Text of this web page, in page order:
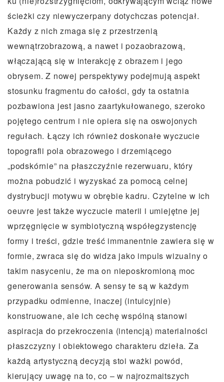
ścieżki czy niewyczerpany dotychczas potencjał.
Każdy z nich zmaga się z przestrzenią
wewnątrzobrazową, a nawet i pozaobrazową,
włączającą się w interakcję z obrazem i jego
obrysem. Z nowej perspektywy podejmują aspekt
stosunku fragmentu do całości, gdy ta ostatnia
pozbawiona jest jasno zaartykułowanego, szeroko
pojętego centrum i nie opiera się na oswojonych
regułach. Łączy ich również doskonałe wyczucie
topografii pola obrazowego i drzemiącego
„podskórnie” na płaszczyźnie rezerwuaru, który
można pobudzić i wyzyskać za pomocą celnej
dystrybucji motywu w obrębie kadru. Czytelne w ich
oeuvre jest także wyczucie materii i umiejętne jej
wprzęgnięcie w symbiotyczną współegzystencję
formy i treści, gdzie treść immanentnie zawiera się w
formie, zwraca się do widza jako impuls wizualny o
takim nasyceniu, że ma on nieposkromioną moc
generowania sensów. A sensy te są w każdym
przypadku odmienne, inaczej (intuicyjnie)
konstruowane, ale ich cechę wspólną stanowi
aspiracja do przekroczenia (intencją) materialności
płaszczyzny i obiektowego charakteru dzieła. Za
każdą artystyczną decyzją stoi ważki powód,
kierujący uwagę na to, co – w najrozmaitszych